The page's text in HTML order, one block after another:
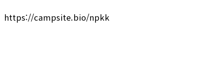
https://campsite.bio/npkk